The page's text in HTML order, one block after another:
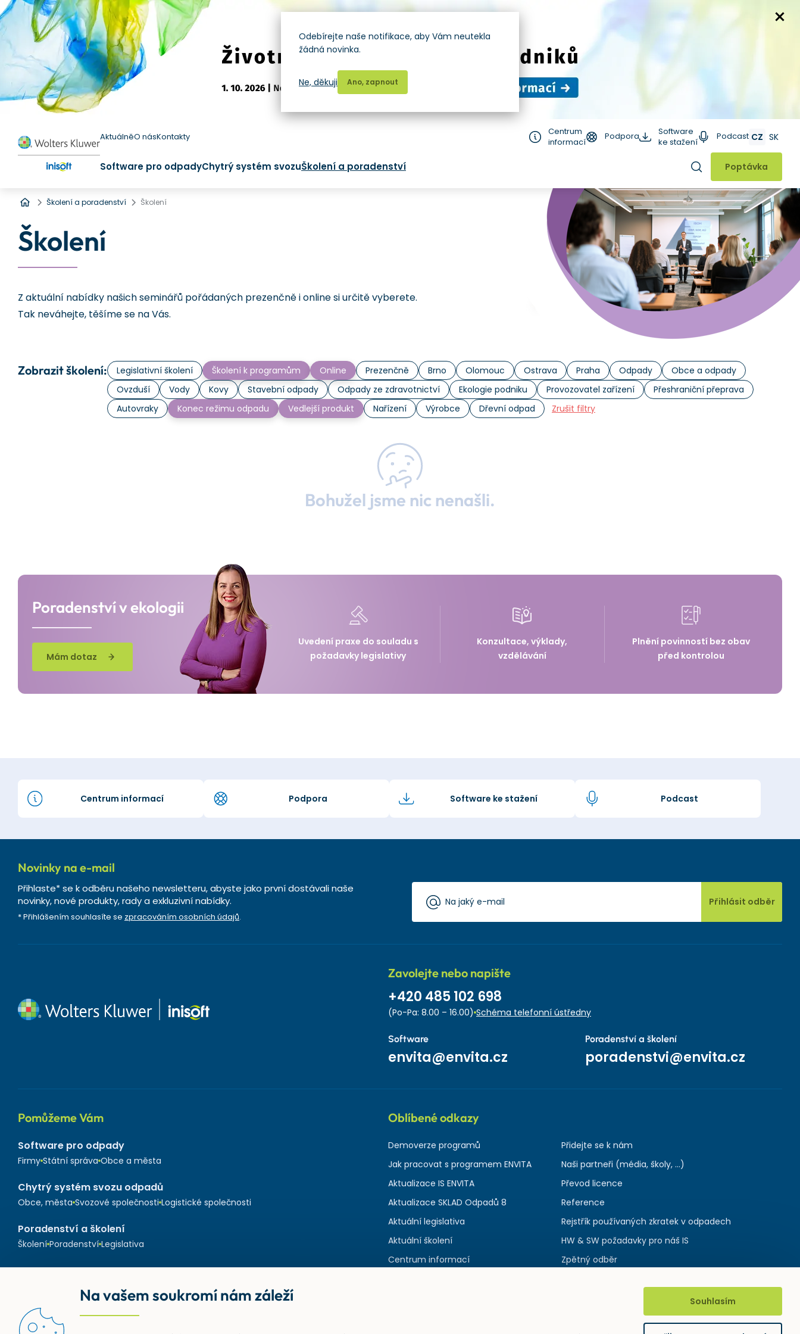
AktuálněO násKontakty
Centrum
informací
Podpora
Software
ke stažení
Podcast CZ SK
Software pro odpadyChytrý systém svozuŠkolení a poradenství Hledat
Poptávka
Úvod
Školení a poradenství Školení
Školení
Z aktuální nabídky našich seminářů pořádaných prezenčně i online si určitě vyberete.
Tak neváhejte, těšíme se na Vás.
Zobrazit školení: Legislativní školení Školení k programům Online Prezenčně Brno Olomouc Ostrava Praha Odpady
Obce a odpady
Ovzduší
Vody Kovy Stavební odpady Odpady ze zdravotnictví Ekologie podniku Provozovatel zařízení
Přeshraniční přeprava
Autovraky
Konec režimu odpadu Vedlejší produkt Nařízení Výrobce Dřevní odpad Zrušit filtry
Bohužel jsme nic nenašli.
Poradenství v ekologii
Mám dotaz
Uvedení praxe do souladu s
požadavky legislativy
Konzultace, výklady,
vzdělávání
Plnění povinností bez obav
před kontrolou
Centrum informací Podpora Software ke stažení Podcast
Novinky na e-mail
Přihlaste* se k odběru našeho newsletteru, abyste jako první dostávali naše
novinky, nové produkty, rady a exkluzivní nabídky.
* Přihlášením souhlasíte se zpracováním osobních údajů.
Přihlásit odběr
Zavolejte nebo napište
+420 485 102 698
(Po-Pa: 8.00 – 16.00) Schéma telefonní ústředny
Software
envita@envita.cz
Poradenství a školení
poradenstvi@envita.cz
Pomůžeme Vám
Software pro odpady
Firmy Státní správa Obce a města
Chytrý systém svozu odpadů
Obce, města Svozové společnosti Logistické společnosti
Poradenství a školení
Školení Poradenství Legislativa
Oblíbené odkazy
Demoverze programů
Jak pracovat s programem ENVITA
Aktualizace IS ENVITA
Aktualizace SKLAD Odpadů 8
Aktuální legislativa
Aktuální školení
Centrum informací
Přidejte se k nám
Naši partneři (média, školy, ...)
Převod licence
Reference
Rejstřík používaných zkratek v odpadech
HW & SW požadavky pro náš IS
Zpětný odběr
Odebírejte naše notifikace, aby Vám neutekla
žádná novinka.
Ano, zapnout
Ne, děkuji
Na vašem soukromí nám záleží Souhlasím